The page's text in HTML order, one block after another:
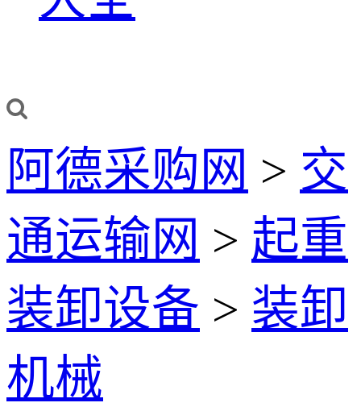
阿德采购网 > 交
通运输网 > 起重
装卸设备 > 装卸
机械